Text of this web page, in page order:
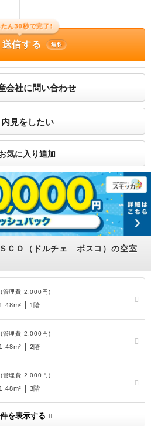
南6丁目 / 交通の利便 : 根室本線/帯広 徒歩37
年08月) / 賃料 : 7.8万円 / 管理費又は共
敷金 : 無料、保証金等 : －、 償却、敷引 : － /
円(2年) / その他 : 保証会社利用必須 あんし
の５０％、月額保証料１．５％、年間更新料
０円／初回保証料 ４００００円 ［退去時費
清掃費用（課税対 85,800円］ / 駐車場 : 空有
道本部
協議会加盟
ん30秒で完了!
送信する 無料
会社に問い合わせ
内見をしたい
気に入り追加
ＣＯ（ドルチェ ボスコ）の空室
(管理費 2,000円)
| 1階
(管理費 2,000円)
| 2階
(管理費 2,000円)
| 3階
件を表示する